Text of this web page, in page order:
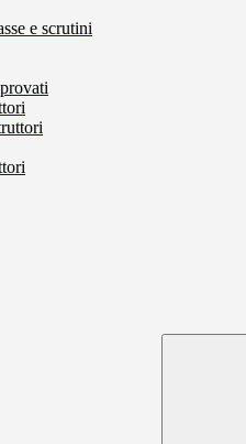
e scrutini